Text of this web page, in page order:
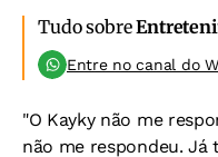
Tudo sobre
Entre no canal do
"O Kayky não me
não me respondeu.